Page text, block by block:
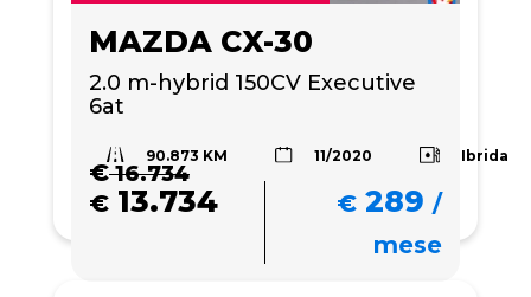
MAZDA CX-30
2.0 m-hybrid 150CV Executive
6at
90.873 KM 11/2020 Ibrida
€16.734
€ 13.734 € 289 /
mese